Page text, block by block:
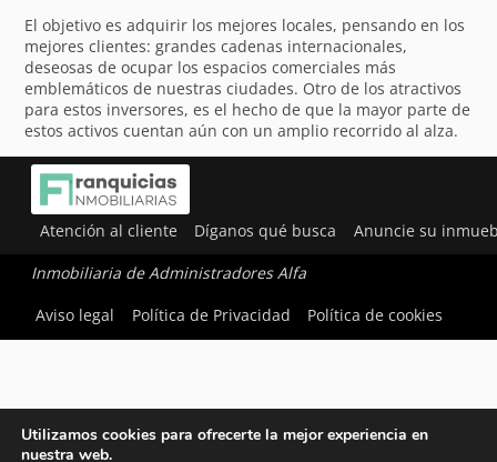
El objetivo es adquirir los mejores locales, pensando en los
mejores clientes: grandes cadenas internacionales,
deseosas de ocupar los espacios comerciales más
emblemáticos de nuestras ciudades. Otro de los atractivos
para estos inversores, es el hecho de que la mayor parte de
estos activos cuentan aún con un amplio recorrido al alza.
Atención al cliente Díganos qué busca Anuncie su
Inmobiliaria de Administradores Alfa
Aviso legal
Política de Privacidad Política de cookies
Utilizamos cookies para ofrecerte la mejor experiencia en
nuestra web.